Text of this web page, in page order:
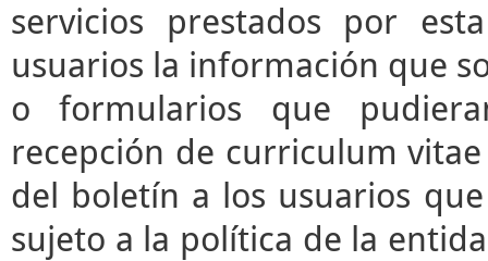
servicios prestados por
usuarios la información que
o formularios que
recepción de curriculum
del boletín a los usuarios
sujeto a la política de la